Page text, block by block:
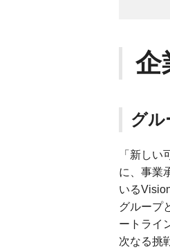
企
グル
「新し
に、事業
いる
グループ
ートライ
次なる挑